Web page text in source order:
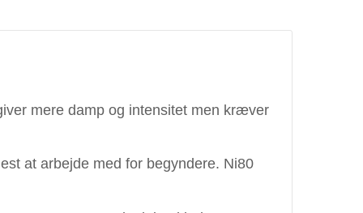
mere damp og intensitet men kræver
at arbejde med for begyndere. Ni80